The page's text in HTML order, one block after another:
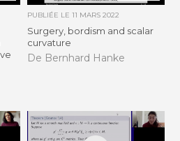
PUBLIÉE LE 11 MARS 2022
Surgery, bordism and scalar
curvature
De Bernhard Hanke